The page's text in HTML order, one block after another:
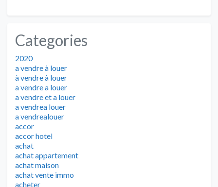
Categories
2020
a vendre à louer
à vendre à louer
a vendre a louer
a vendre et a louer
a vendrea louer
a vendrealouer
accor
accor hotel
achat
achat appartement
achat maison
achat vente immo
acheter